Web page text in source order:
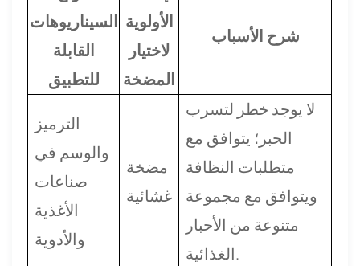
السيناريوهات
القابلة
للتطبيق
الأولوية
لاختيار
المضخة
شرح الأسباب
الترميز
والوسم في
صناعات
الأغذية
والأدوية
مضخة
غشائية
لا يوجد خطر لتسرب
الحبر؛ يتوافق مع
متطلبات النظافة
ويتوافق مع مجموعة
متنوعة من الأحبار
الغذائية.